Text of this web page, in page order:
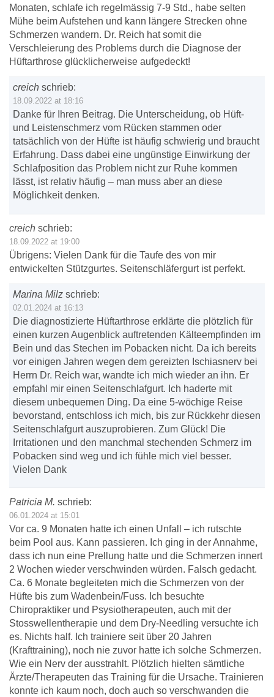
Monaten, schlafe ich regelmässig 7-9 Std., habe selten
Mühe beim Aufstehen und kann längere Strecken ohne
Schmerzen wandern. Dr. Reich hat somit die
Verschleierung des Problems durch die Diagnose der
Hüftarthrose glücklicherweise aufgedeckt!
creich schrieb:
18.09.2022 at 18:16
Danke für Ihren Beitrag. Die Unterscheidung, ob Hüft-
und Leistenschmerz vom Rücken stammen oder
tatsächlich von der Hüfte ist häufig schwierig und braucht
Erfahrung. Dass dabei eine ungünstige Einwirkung der
Schlafposition das Problem nicht zur Ruhe kommen
lässt, ist relativ häufig – man muss aber an diese
Möglichkeit denken.
creich schrieb:
18.09.2022 at 19:00
Übrigens: Vielen Dank für die Taufe des von mir
entwickelten Stützgurtes. Seitenschläfergurt ist perfekt.
Marina Milz schrieb:
02.01.2024 at 16:13
Die diagnostizierte Hüftarthrose erklärte die plötzlich für
einen kurzen Augenblick auftretenden Kälteempfinden im
Bein und das Stechen im Pobacken nicht. Da ich bereits
vor einigen Jahren wegen dem gereizten Ischiasnerv bei
Herrn Dr. Reich war, wandte ich mich wieder an ihn. Er
empfahl mir einen Seitenschlafgurt. Ich haderte mit
diesem unbequemen Ding. Da eine 5-wöchige Reise
bevorstand, entschloss ich mich, bis zur Rückkehr diesen
Seitenschlafgurt auszuprobieren. Zum Glück! Die
Irritationen und den manchmal stechenden Schmerz im
Pobacken sind weg und ich fühle mich viel besser.
Vielen Dank
Patricia M. schrieb:
06.01.2024 at 15:01
Vor ca. 9 Monaten hatte ich einen Unfall – ich rutschte
beim Pool aus. Kann passieren. Ich ging in der Annahme,
dass ich nun eine Prellung hatte und die Schmerzen innert
2 Wochen wieder verschwinden würden. Falsch gedacht.
Ca. 6 Monate begleiteten mich die Schmerzen von der
Hüfte bis zum Wadenbein/Fuss. Ich besuchte
Chiropraktiker und Psysiotherapeuten, auch mit der
Stosswellentherapie und dem Dry-Needling versuchte ich
es. Nichts half. Ich trainiere seit über 20 Jahren
(Krafttraining), noch nie zuvor hatte ich solche Schmerzen.
Wie ein Nerv der ausstrahlt. Plötzlich hielten sämtliche
Ärzte/Therapeuten das Training für die Ursache. Trainieren
konnte ich kaum noch, doch auch so verschwanden die